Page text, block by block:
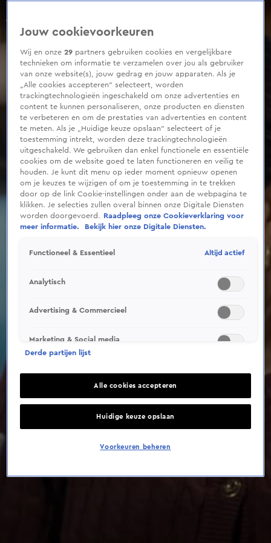
of
seconds
Jouw cookievoorkeuren
Wij en onze29 partners gebruiken cookies en vergelijkbare
technieken om informatie te verzamelen over jou als gebruiker
van onze website(s), jouw gedrag en jouw apparaten. Als je
„Alle cookies accepteren” selecteert, worden
trackingtechnologieën ingeschakeld om onze advertenties en
content te kunnen personaliseren, onze producten en diensten
te verbeteren en om de prestaties van advertenties en content
te meten. Als je „Huidige keuze opslaan” selecteert of je
toestemming intrekt, worden deze trackingtechnologieën
uitgeschakeld. We gebruiken dan enkel functionele en essentiële
cookies om de website goed te laten functioneren en veilig te
houden. Je kunt dit menu op ieder moment opnieuw openen
om je keuzes te wijzigen of om je toestemming in te trekken
door op de link Cookie-instellingen onder aan de webpagina te
klikken. Je selecties zullen overal binnen onze Digitale Diensten
worden doorgevoerd.
Raadpleeg onze Cookieverklaring voor
meer informatie.
Bekijk hier onze Digitale Diensten.
Functioneel & Essentieel Altijd actief
Analytisch
Advertising & Commercieel
Marketing & Social media
Derde partijen lijst
Alle cookies accepteren
Huidige keuze opslaan
Voorkeuren beheren